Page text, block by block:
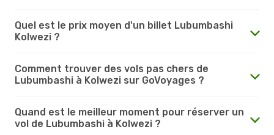
Quel est le prix moyen d'un billet Lubumbashi
Kolwezi ?
Comment trouver des vols pas chers de
Lubumbashi à Kolwezi sur GoVoyages ?
Quand est le meilleur moment pour réserver un
vol de Lubumbashi à Kolwezi ?